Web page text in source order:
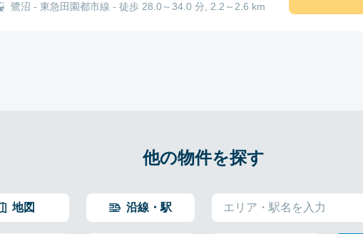
鷺沼 - 東急田園都市線 - 徒歩 28.0～34.0 分, 2.2～2.6 km
他の物件を探す
地図 沿線・駅